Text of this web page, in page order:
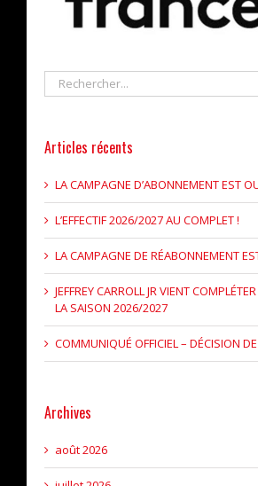
Rechercher
Articles récents
LA CAMPAGNE D’ABONNEMENT EST
L’EFFECTIF 2026/2027 AU COMPLET !
LA CAMPAGNE DE RÉABONNEMENT
JEFFREY CARROLL JR VIENT
LA SAISON 2026/2027
COMMUNIQUÉ OFFICIEL – DÉCISION
Archives
août 2026